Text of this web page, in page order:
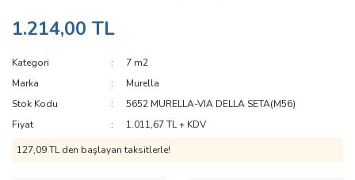
1.214,00 TL
Kategori
7 m2
Marka
Murella
Stok Kodu
5652 MURELLA-VIA DELLA SETA(M56)
Fiyat
1.011,67 TL + KDV
127,09 TL den başlayan taksitlerle!